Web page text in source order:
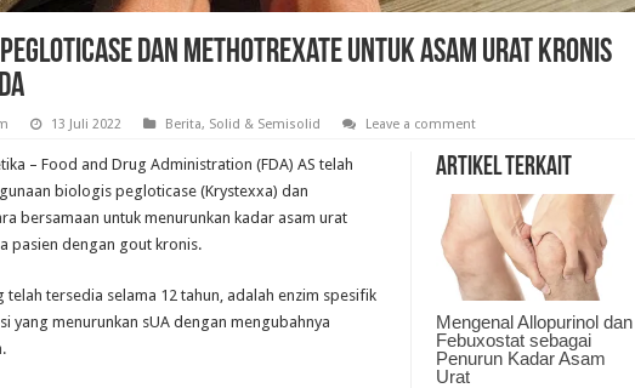
dan Methotrexate untuk Asam Urat Kronis
13 Juli 2022 Berita, Solid & Semisolid Leave a comment
Artikel Terkait
Mengenal Allopurinol dan
Febuxostat sebagai
Penurun Kadar Asam
Urat
– Food and Drug Administration (FDA) AS telah
biologis pegloticase (Krystexxa) dan
bersamaan untuk menurunkan kadar asam urat
pasien dengan gout kronis.
telah tersedia selama 12 tahun, adalah enzim spesifik
yang menurunkan sUA dengan mengubahnya